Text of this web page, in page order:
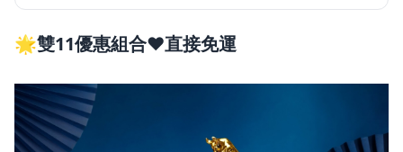
(如未買優惠組合則要台灣本島滿1199元 離島滿1399元 才有免
運)
3.滿2399元 送香菇雞湯或剝皮辣椒雞湯(二擇一) 乙盒
4.滿2999元 送珍珠鮑干貝乾拌麵 乙盒
5.滿3699元 送和牛肉燥乾拌麵或椒躁味噌乾拌麵(二擇一)乙盒
🌟雙11優惠組合❤️直接免運